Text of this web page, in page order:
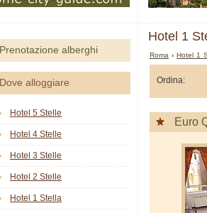
Hotel 1
Roma ›Hotel 1
Ordina:
Euro
Prenotazione alberghi
Dove alloggiare
Hotel 5 Stelle
Hotel 4 Stelle
Hotel 3 Stelle
Hotel 2 Stelle
Hotel 1 Stella